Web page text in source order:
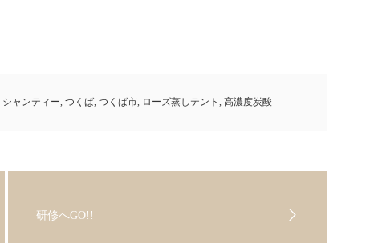
シャンティー, つくば, つくば市, ローズ蒸しテント , 高濃度炭酸
研修へGO!!